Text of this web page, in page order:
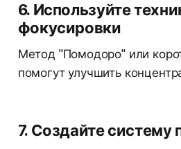
6. Используйте
фокусировки
Метод "Помодоро" или
помогут улучшить
7. Создайте систему